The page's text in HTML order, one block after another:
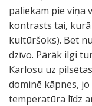
paliekam pie viņa
kontrasts tai,
kultūršoks). Bet
dzīvo. Pārāk ilgi
Karlosu uz
dominē kāpnes,
temperatūra līdz